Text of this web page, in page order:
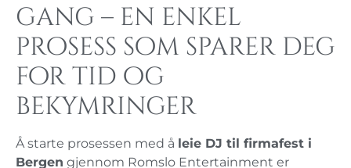
gang – en enkel
prosess som sparer deg
for tid og
bekymringer
Å starte prosessen med å leie DJ til firmafest i
Bergen gjennom Romslo Entertainment er